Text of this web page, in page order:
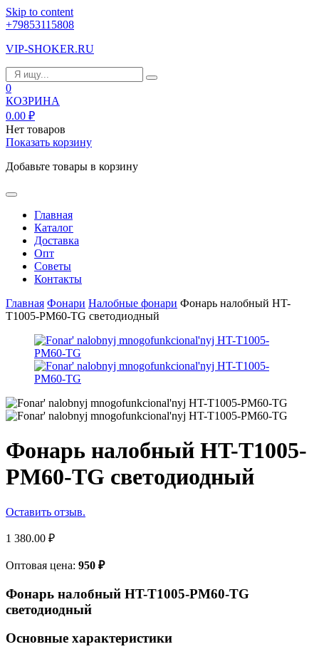
Skip to content
+79853115808
VIP-SHOKER.RU
0
КОЗРИНА
0.00 ₽
Нет товаров
Показать корзину
Добавьте товары в корзину
Главная
Каталог
Доставка
Опт
Советы
Контакты
Главная Фонари Налобные фонари Фонарь налобный HT-
T1005-PM60-TG светодиодный
Фонарь налобный HT-T1005-
PM60-TG светодиодный
Оставить отзыв.
1 380.00 ₽
Оптовая цена: 950 ₽
Фонарь налобный HT-T1005-PM60-TG
светодиодный
Основные характеристики